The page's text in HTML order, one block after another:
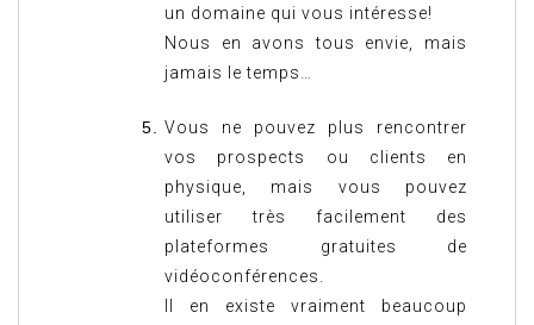
un domaine qui vous intéresse!
Nous en avons tous envie, mais
jamais le temps…
Vous ne pouvez plus rencontrer
vos prospects ou clients en
physique, mais vous pouvez
utiliser très facilement des
plateformes gratuites de
vidéoconférences.
Il en existe vraiment beaucoup